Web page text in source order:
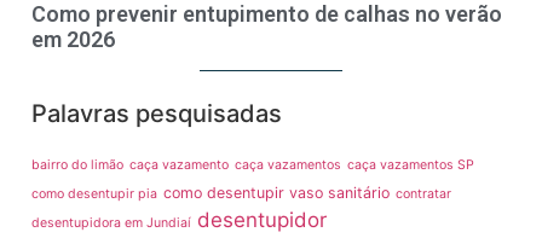
Como prevenir entupimento de calhas no verão
em 2026
Palavras pesquisadas
bairro do limão caça vazamento caça vazamentos caça vazamentos SP
como desentupir pia como desentupir vaso sanitário contratar
desentupidora em Jundiaí desentupidor